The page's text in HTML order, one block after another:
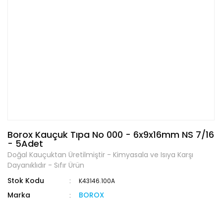
Borox Kauçuk Tıpa No 000 - 6x9x16mm NS 7/16
- 5Adet
Doğal Kauçuktan Üretilmiştir - Kimyasala ve Isıya Karşı
Dayanıklıdır - Sıfır Ürün
Stok Kodu
K43146.100A
Marka BOROX